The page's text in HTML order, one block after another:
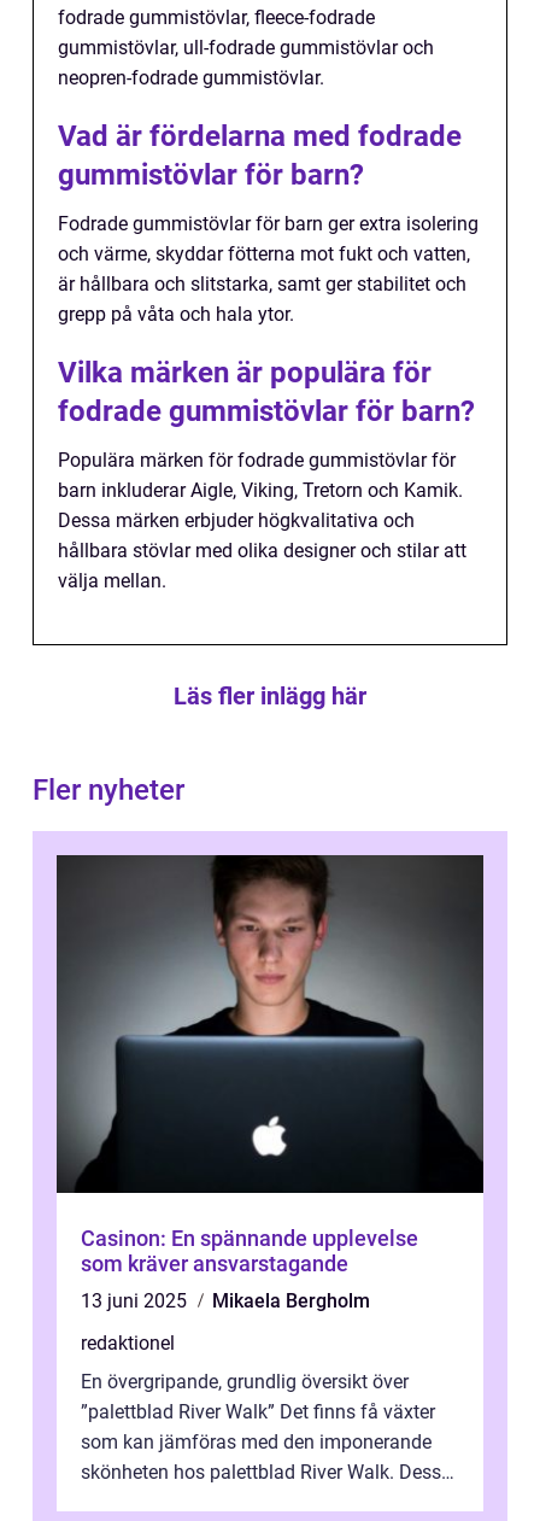
fodrade gummistövlar, fleece-fodrade
gummistövlar, ull-fodrade gummistövlar och
neopren-fodrade gummistövlar.
Vad är fördelarna med fodrade
gummistövlar för barn?
Fodrade gummistövlar för barn ger extra isolering
och värme, skyddar fötterna mot fukt och vatten,
är hållbara och slitstarka, samt ger stabilitet och
grepp på våta och hala ytor.
Vilka märken är populära för
fodrade gummistövlar för barn?
Populära märken för fodrade gummistövlar för
barn inkluderar Aigle, Viking, Tretorn och Kamik.
Dessa märken erbjuder högkvalitativa och
hållbara stövlar med olika designer och stilar att
välja mellan.
Läs fler inlägg här
Fler nyheter
Casinon: En spännande upplevelse
som kräver ansvarstagande
13 juni 2025
Mikaela Bergholm
redaktionel
En övergripande, grundlig översikt över
”palettblad River Walk” Det finns få växter
som kan jämföras med den imponerande
skönheten hos palettblad River Walk. Dess